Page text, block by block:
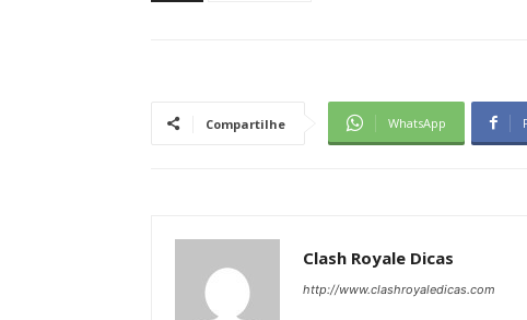
Compartilhe WhatsApp
Clash Royale Dicas
http://www.clashroyaledicas.com